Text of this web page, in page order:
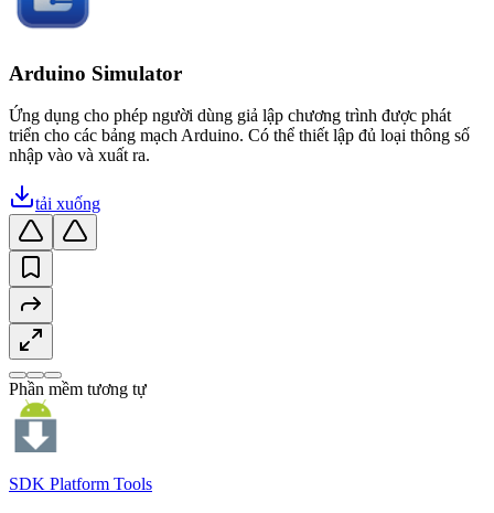
Arduino Simulator
Ứng dụng cho phép người dùng giả lập chương trình được phát
triển cho các bảng mạch Arduino. Có thể thiết lập đủ loại thông số
nhập vào và xuất ra.
tải xuống
Phần mềm tương tự
SDK Platform Tools